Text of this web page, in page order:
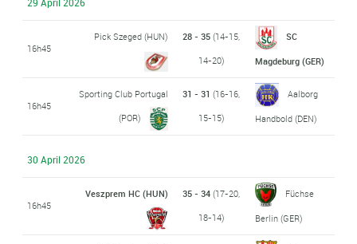
29 April 2026
16h45
Pick Szeged (HUN) 28 - 35 (14-15,
14-20)
SC
Magdeburg (GER)
16h45
Sporting Club Portugal
(POR)
31 - 31 (16-16,
15-15)
Aalborg
Handbold (DEN)
30 April 2026
16h45
Veszprem HC (HUN) 35 - 34 (17-20,
18-14)
Füchse
Berlin (GER)